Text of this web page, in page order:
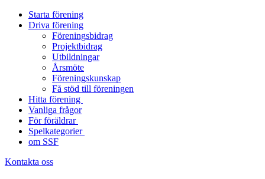
Starta förening
Driva förening
Föreningsbidrag
Projektbidrag
Utbildningar
Årsmöte
Föreningskunskap
Få stöd till föreningen
Hitta förening
Vanliga frågor
För föräldrar
Spelkategorier
om SSF
Kontakta oss